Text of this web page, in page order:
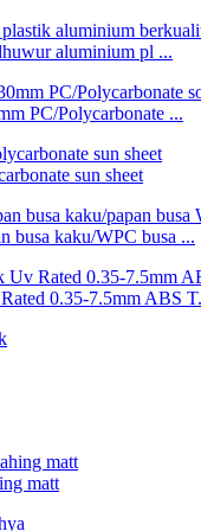
aluminium pl ...
PC/Polycarbonate ...
sun sheet
busa kaku/WPC busa ...
0.35-7.5mm ABS
matt